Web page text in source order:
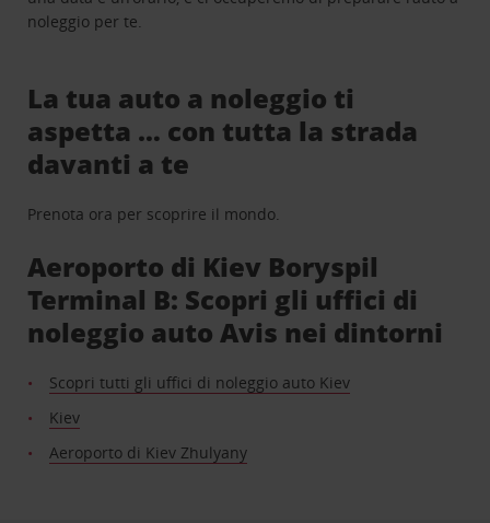
noleggio per te.
La tua auto a noleggio ti
aspetta … con tutta la strada
davanti a te
Prenota ora per scoprire il mondo.
Aeroporto di Kiev Boryspil
Terminal B: Scopri gli uffici di
noleggio auto Avis nei dintorni
Scopri tutti gli uffici di noleggio auto Kiev
Kiev
Aeroporto di Kiev Zhulyany